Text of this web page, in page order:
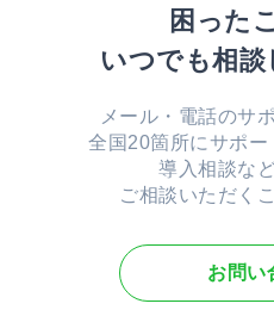
困った
いつでも相
メール・電話のサ
全国20箇所にサポー
導入相談な
ご相談いただく
お問い